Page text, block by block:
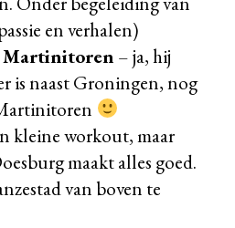
en verhalen)
Martinitoren – ja, hij
is naast Groningen, nog
kleine workout, maar
maakt alles goed.
van boven te